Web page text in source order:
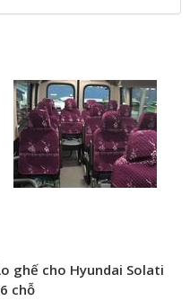
ghế cho Hyundai Solati
chỗ